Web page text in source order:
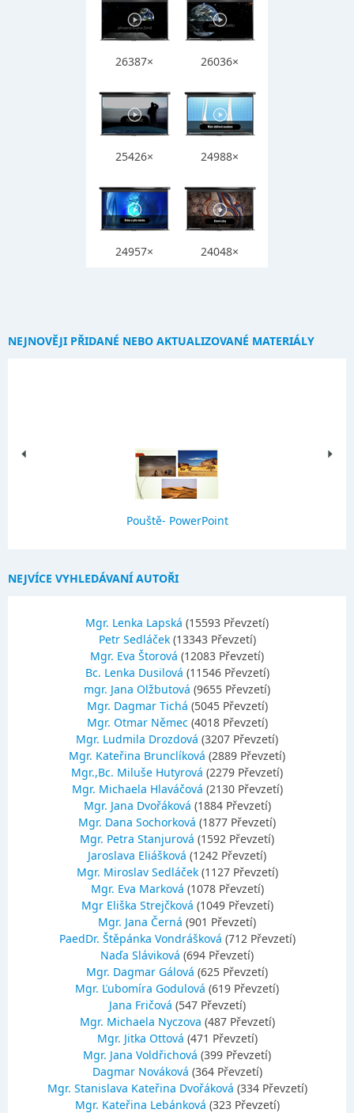
26387× 26036×
25426× 24988×
24957× 24048×
NEJNOVĚJI PŘIDANÉ NEBO AKTUALIZOVANÉ MATERIÁLY
Pouště- PowerPoint
NEJVÍCE VYHLEDÁVANÍ AUTOŘI
Mgr. Lenka Lapská (15593 Převzetí)
Petr Sedláček (13343 Převzetí)
Mgr. Eva Štorová (12083 Převzetí)
Bc. Lenka Dusilová (11546 Převzetí)
mgr. Jana Olžbutová (9655 Převzetí)
Mgr. Dagmar Tichá (5045 Převzetí)
Mgr. Otmar Němec (4018 Převzetí)
Mgr. Ludmila Drozdová (3207 Převzetí)
Mgr. Kateřina Brunclíková (2889 Převzetí)
Mgr.,Bc. Miluše Hutyrová (2279 Převzetí)
Mgr. Michaela Hlaváčová (2130 Převzetí)
Mgr. Jana Dvořáková (1884 Převzetí)
Mgr. Dana Sochorková (1877 Převzetí)
Mgr. Petra Stanjurová (1592 Převzetí)
Jaroslava Eliášková (1242 Převzetí)
Mgr. Miroslav Sedláček (1127 Převzetí)
Mgr. Eva Marková (1078 Převzetí)
Mgr Eliška Strejčková (1049 Převzetí)
Mgr. Jana Černá (901 Převzetí)
PaedDr. Štěpánka Vondrášková (712 Převzetí)
Naďa Sláviková (694 Převzetí)
Mgr. Dagmar Gálová (625 Převzetí)
Mgr. Ľubomíra Godulová (619 Převzetí)
Jana Fričová (547 Převzetí)
Mgr. Michaela Nyczova (487 Převzetí)
Mgr. Jitka Ottová (471 Převzetí)
Mgr. Jana Voldřichová (399 Převzetí)
Dagmar Nováková (364 Převzetí)
Mgr. Stanislava Kateřina Dvořáková (334 Převzetí)
Mgr. Kateřina Lebánková (323 Převzetí)